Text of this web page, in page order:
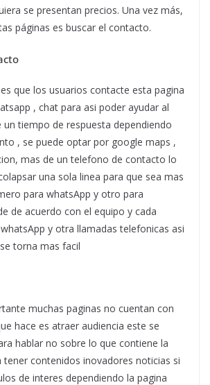
se presentan precios. Una vez más,
páginas es buscar el contacto.
que los usuarios contacte esta pagina
, chat para asi poder ayudar al
un tiempo de respuesta dependiendo
, se puede optar por google maps ,
mas de un telefono de contacto lo
una sola linea para que sea mas
para whatsApp y otro para
de acuerdo con el equipo y cada
y otra llamadas telefonicas asi
torna mas facil
muchas paginas no cuentan con
hace es atraer audiencia este se
hablar no sobre lo que contiene la
tener contenidos inovadores noticias si
de interes dependiendo la pagina